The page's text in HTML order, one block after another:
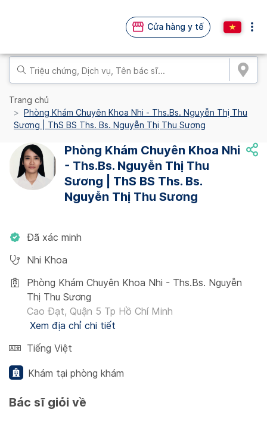
Cửa hàng y tế
Trang chủ
Phòng Khám Chuyên Khoa Nhi - Ths.Bs. Nguyễn Thị Thu
Sương | ThS BS Ths. Bs. Nguyễn Thị Thu Sương
Phòng Khám Chuyên Khoa Nhi
- Ths.Bs. Nguyễn Thị Thu
Sương | ThS BS Ths. Bs.
Nguyễn Thị Thu Sương
Đã xác minh
Nhi Khoa
Phòng Khám Chuyên Khoa Nhi - Ths.Bs. Nguyễn
Thị Thu Sương
Cao Đạt, Quận 5 Tp Hồ Chí Minh
Xem địa chỉ chi tiết
Tiếng Việt
Khám tại phòng khám
Bác sĩ giỏi về